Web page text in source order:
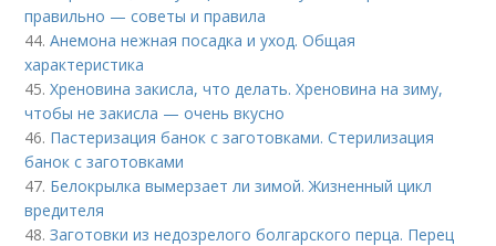
правильно — советы и правила
44.Анемона нежная посадка и уход. Общая
характеристика
45.Хреновина закисла, что делать. Хреновина на зиму,
чтобы не закисла — очень вкусно
46. Пастеризация банок с заготовками. Стерилизация
банок с заготовками
47. Белокрылка вымерзает ли зимой. Жизненный цикл
вредителя
48.Заготовки из недозрелого болгарского перца. Перец